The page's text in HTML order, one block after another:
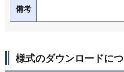
備考
様式のダウンロードに